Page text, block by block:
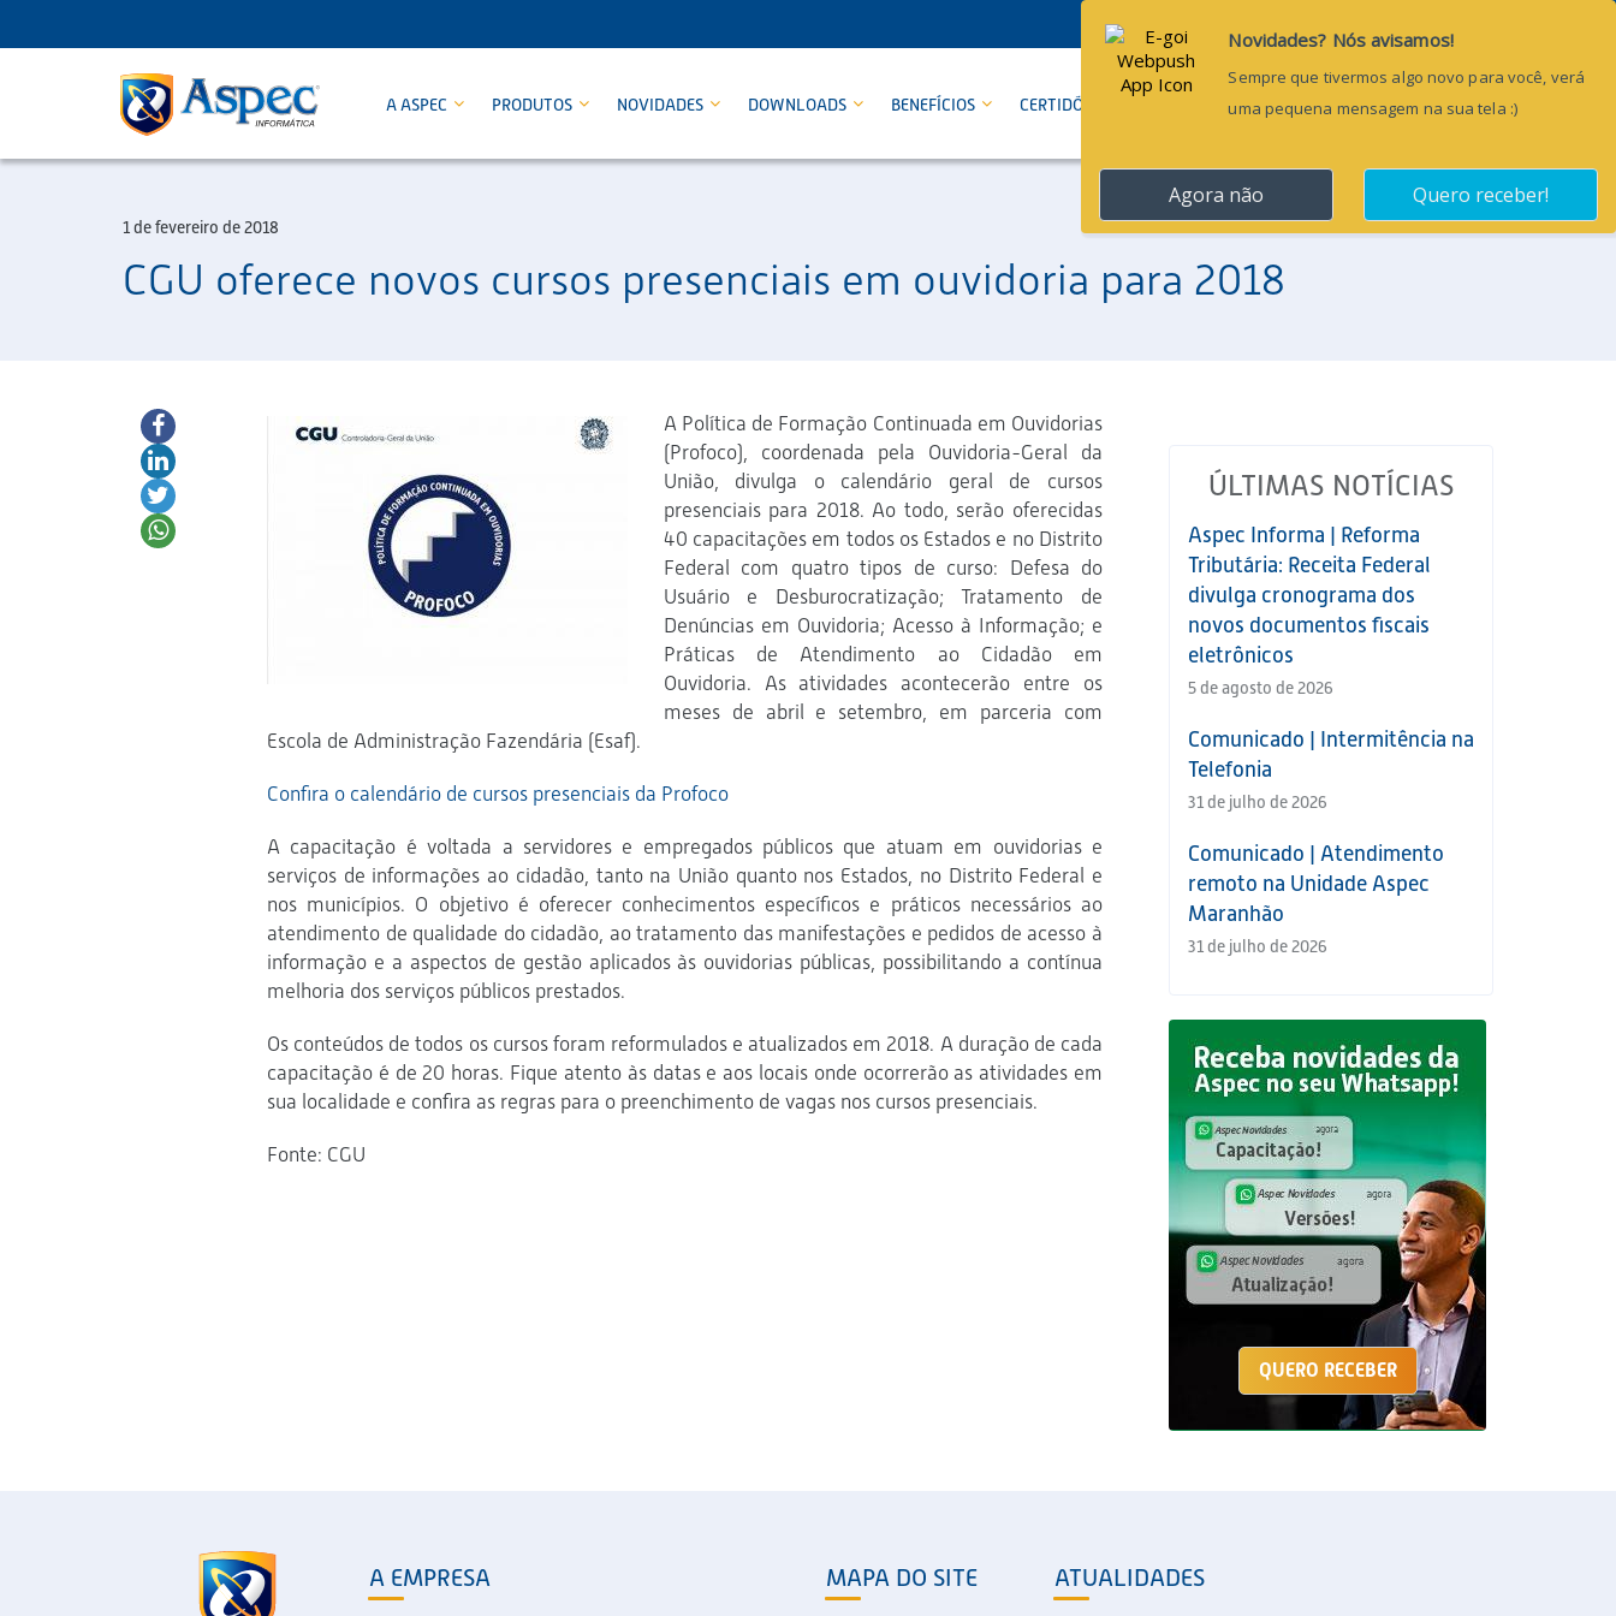
A ASPEC PRODUTOS NOVIDADES DOWNLOADS BENEFÍCIOS CERTIDÕES CONTATO Pesquisar...
1 de fevereiro de 2018
CGU oferece novos cursos presenciais em ouvidoria para 2018
A Política de Formação Continuada em Ouvidorias
(Profoco), coordenada pela Ouvidoria-Geral da
União, divulga o calendário geral de cursos
presenciais para 2018. Ao todo, serão oferecidas
40 capacitações em todos os Estados e no Distrito
Federal com quatro tipos de curso: Defesa do
Usuário e Desburocratização; Tratamento de
Denúncias em Ouvidoria; Acesso à Informação; e
Práticas de Atendimento ao Cidadão em
Ouvidoria. As atividades acontecerão entre os
meses de abril e setembro, em parceria com
Escola de Administração Fazendária (Esaf).
Confira o calendário de cursos presenciais da Profoco
A capacitação é voltada a servidores e empregados públicos que atuam em ouvidorias e
serviços de informações ao cidadão, tanto na União quanto nos Estados, no Distrito Federal e
nos municípios. O objetivo é oferecer conhecimentos específicos e práticos necessários ao
atendimento de qualidade do cidadão, ao tratamento das manifestações e pedidos de acesso à
informação e a aspectos de gestão aplicados às ouvidorias públicas, possibilitando a contínua
melhoria dos serviços públicos prestados.
Os conteúdos de todos os cursos foram reformulados e atualizados em 2018. A duração de cada
capacitação é de 20 horas. Fique atento às datas e aos locais onde ocorrerão as atividades em
sua localidade e confira as regras para o preenchimento de vagas nos cursos presenciais.
Fonte: CGU
ÚLTIMAS NOTÍCIAS
Aspec Informa | Reforma
Tributária: Receita Federal
divulga cronograma dos
novos documentos fiscais
eletrônicos
5 de agosto de 2026
Comunicado | Intermitência na
Telefonia
31 de julho de 2026
Comunicado | Atendimento
remoto na Unidade Aspec
Maranhão
31 de julho de 2026
QUERO RECEBER
A EMPRESA MAPA DO SITE ATUALIDADES